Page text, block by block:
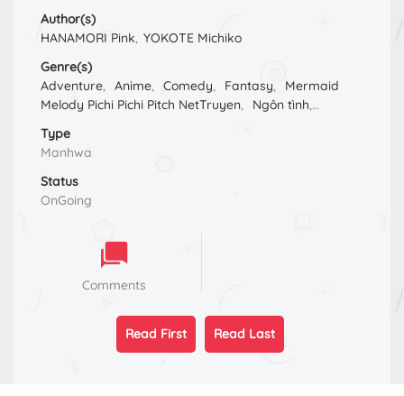
Author(s)
HANAMORI Pink, YOKOTE Michiko
Genre(s)
Adventure, Anime, Comedy, Fantasy,
Mermaid
Melody Pichi Pichi Pitch NetTruyen, Ngôn tình,
Type
Manhwa
Status
OnGoing
Comments
Read First Read Last